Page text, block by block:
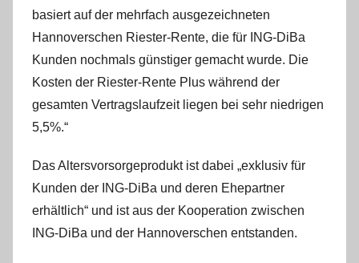
basiert auf der mehrfach ausgezeichneten
Hannoverschen Riester-Rente, die für ING-DiBa
Kunden nochmals günstiger gemacht wurde. Die
Kosten der Riester-Rente Plus während der
gesamten Vertragslaufzeit liegen bei sehr niedrigen
5,5%.“
Das Altersvorsorgeprodukt ist dabei „exklusiv für
Kunden der ING-DiBa und deren Ehepartner
erhältlich“ und ist aus der Kooperation zwischen
ING-DiBa und der Hannoverschen entstanden.